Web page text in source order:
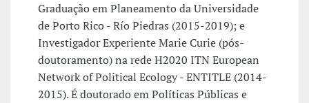
Graduação em Planeamento da Universidade
de Porto Rico - Río Piedras (2015-2019); e
Investigador Experiente Marie Curie (pós-
doutoramento) na rede H2020 ITN European
Network of Political Ecology - ENTITLE (2014-
2015). É doutorado em Políticas Públicas e